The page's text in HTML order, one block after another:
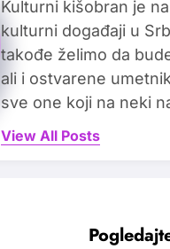
Kulturni kišobran je
kulturni događaji u
takođe želimo da
ali i ostvarene
sve one koji na neki
View All Posts